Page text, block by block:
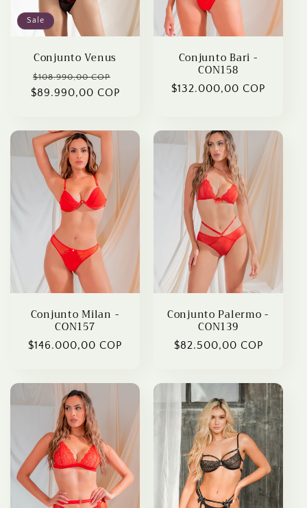
Sale
Conjunto Venus
Regular
price
$108.990,00 COP
price
$89.990,00 COP
Conjunto Bari -
CON158
Regular
$132.000,00 COP
Conjunto Milan -
CON157
Regular
$146.000,00 COP
Conjunto Palermo -
CON139
Regular
$82.500,00 COP